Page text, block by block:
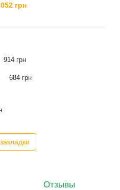
грн
914 грн
684 грн
Отзывы